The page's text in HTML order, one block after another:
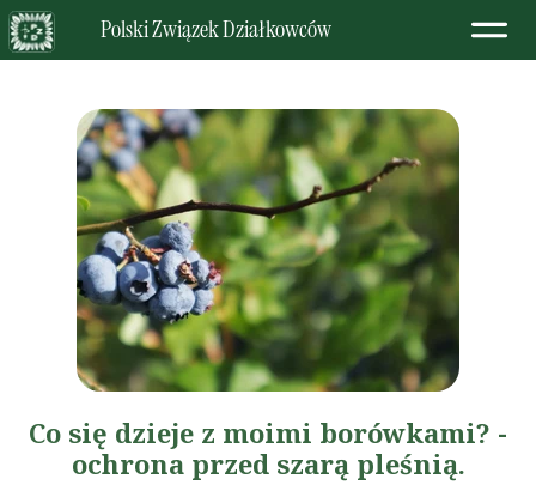
Polski Związek Działkowców
Co się dzieje z moimi borówkami? -
ochrona przed szarą pleśnią.